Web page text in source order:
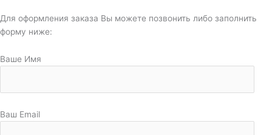
Для оформления заказа Вы можете позвонить либо заполнить
форму ниже:
Ваше Имя
Ваш Email